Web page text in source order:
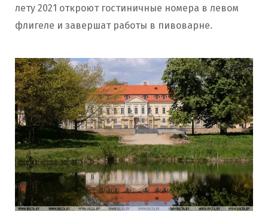
лету 2021 откроют гостиничные номера в левом
флигеле и завершат работы в пивоварне.